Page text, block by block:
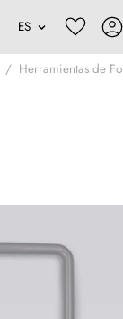
Herramientas de